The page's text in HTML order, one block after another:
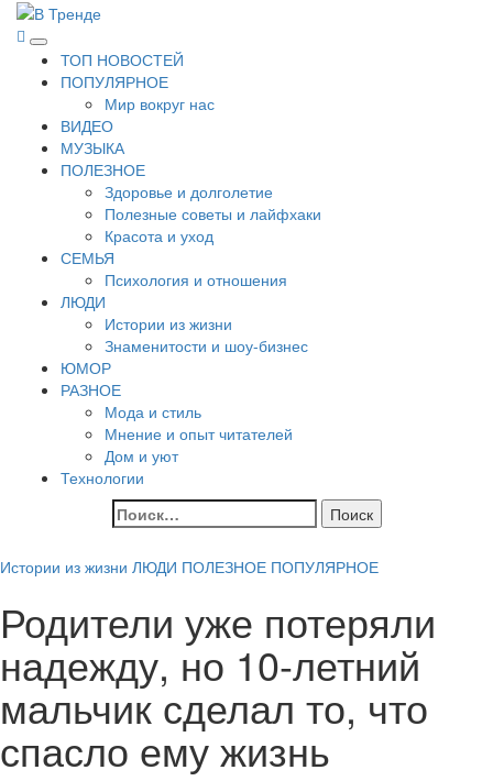
Перейти
содержимому
В Тренде
Самые свежие новости интернета
Основное
меню
ТОП НОВОСТЕЙ
ПОПУЛЯРНОЕ
Мир вокруг нас
ВИДЕО
МУЗЫКА
ПОЛЕЗНОЕ
Здоровье и долголетие
Полезные советы и лайфхаки
Красота и уход
СЕМЬЯ
Психология и отношения
ЛЮДИ
Истории из жизни
Знаменитости и шоу-бизнес
ЮМОР
РАЗНОЕ
Мода и стиль
Мнение и опыт читателей
Дом и уют
Технологии
Найти:
Истории из жизни ЛЮДИ ПОЛЕЗНОЕ ПОПУЛЯРНОЕ
Родители уже потеряли
надежду, но 10-летний
мальчик сделал то, что
спасло ему жизнь